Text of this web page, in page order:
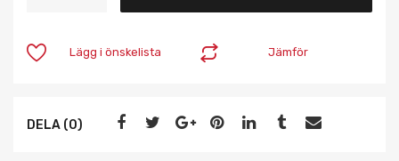
Jämför
Lägg i önskelista
DELA (0)